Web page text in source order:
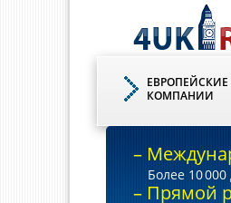
ЕВРОПЕЙСКИЕ
КОМПАНИИ
–
Более 10000
– Прямой